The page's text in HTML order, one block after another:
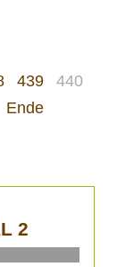
439
440
Ende
2